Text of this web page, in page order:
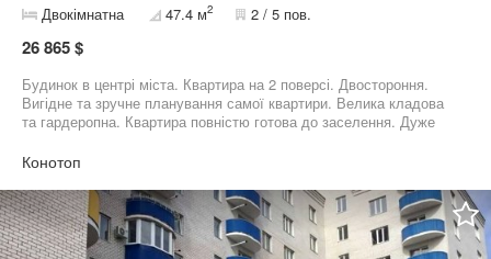
Двокімнатна 47.4 м2 2 / 5 пов.
26 865 $
Будинок в центрі міста. Квартира на 2 поверсі. Двостороння.
Вигідне та зручне планування самої квартири. Велика кладова
та гардеропна. Квартира повністю готова до заселення. Дуже
садок, поруч школа, аптеки , магазини. Ввечері приємно
маршруток. Додаткові фото надсилаю на месседжер. За
українським законодавством,розрахунки за договором купівлі-
продажу нерухомості на суму понад 50 000 грн обов'язково
повинні проводитися у безготівковій формі. Телефонуйте,
Конотоп